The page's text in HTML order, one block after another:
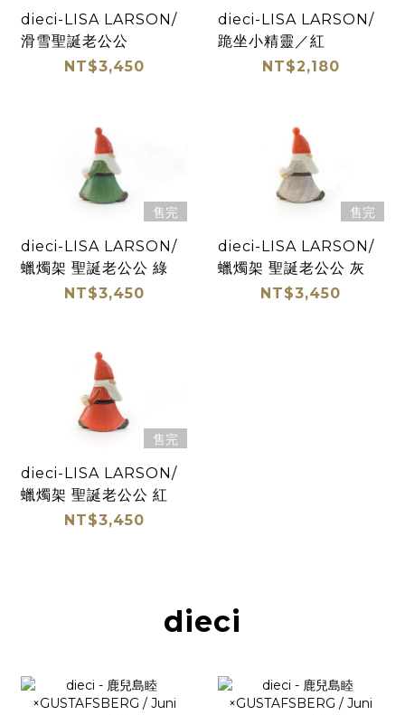
dieci-LISA LARSON/
滑雪聖誕老公公
NT$3,450
dieci-LISA LARSON/
跪坐小精靈／紅
NT$2,180
售完
dieci-LISA LARSON/
蠟燭架 聖誕老公公 綠
NT$3,450
售完
dieci-LISA LARSON/
蠟燭架 聖誕老公公 灰
NT$3,450
售完
dieci-LISA LARSON/
蠟燭架 聖誕老公公 紅
NT$3,450
dieci